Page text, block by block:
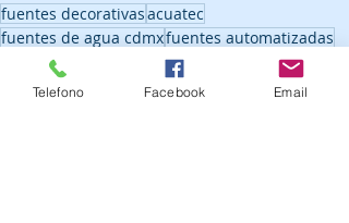
fuentes decorativasacuatec
fuentes de agua cdmxfuentes automatizadas
fuentes secas
fuentes de piso
pantallas de proyeccion sobre agua
Telefono Facebook Email